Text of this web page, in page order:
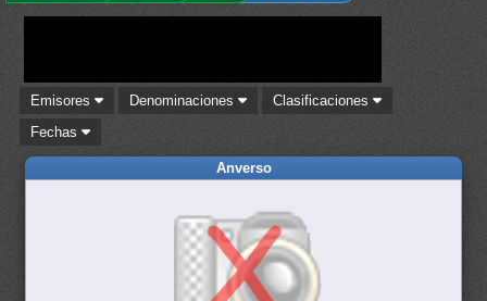
Emisores Denominaciones
Clasificaciones
Fechas
Anverso